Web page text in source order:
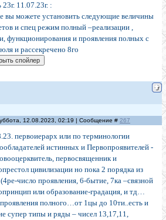
11.07.23г. :
вы можете установить следующие величины
и спец режим полный –реализации ,
функционирования и проявления полных с
и рассекречено 8го
12.08.2023, 02:19 | Сообщение # 267
первоиерарх или по терминологии
истинных и Первопроявителей -
первосвященник и
цивилизации но пока 2 порядка из
число проявления, 6-бытие, 7ка –связной
или образование-градация, и тд…
полного…от 1цы до 10ти..есть и
супер типы и ряды – чисел 13,17,11,